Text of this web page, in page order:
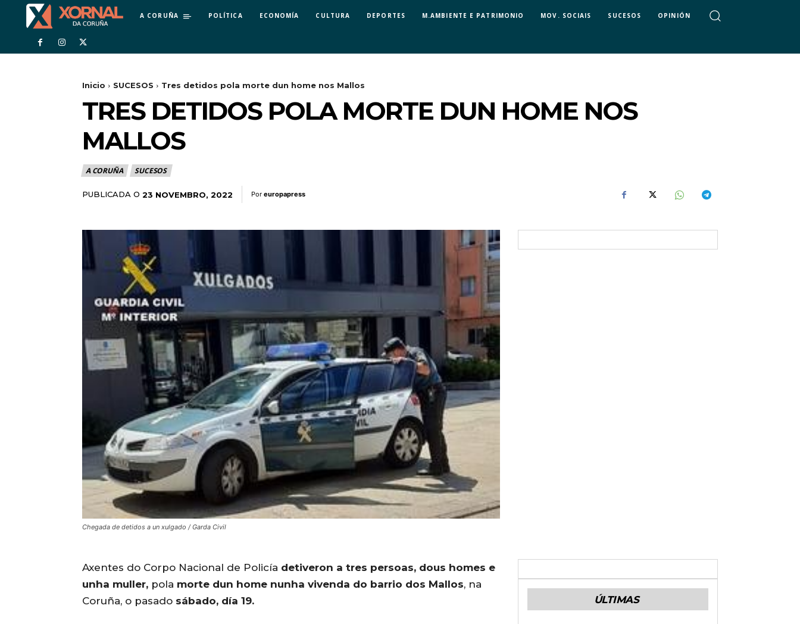
A CORUÑA POLÍTICA ECONOMÍA CULTURA DEPORTES M.AMBIENTE E PATRIMONIO MOV. SOCIAIS SUCESOS OPINIÓN
Inicio SUCESOS Tres detidos pola morte dun home nos Mallos
TRES DETIDOS POLA MORTE DUN HOME NOS
MALLOS
A CORUÑA SUCESOS
PUBLICADA O 23 NOVEMBRO, 2022 Por europapress
Chegada de detidos a un xulgado / Garda Civil
Axentes do Corpo Nacional de Policía detiveron a tres persoas, dous homes e
unha muller, pola morte dun home nunha vivenda do barrio dos Mallos, na
Coruña, o pasado sábado, día 19. ÚLTIMAS